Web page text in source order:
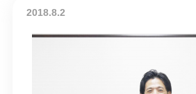
2018.8.2